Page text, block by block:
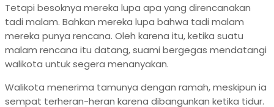
Tetapi besoknya mereka lupa apa yang direncanakan
tadi malam. Bahkan mereka lupa bahwa tadi malam
mereka punya rencana. Oleh karena itu, ketika suatu
malam rencana itu datang, suami bergegas mendatangi
walikota untuk segera menanyakan.
Walikota menerima tamunya dengan ramah, meskipun ia
sempat terheran-heran karena dibangunkan ketika tidur.